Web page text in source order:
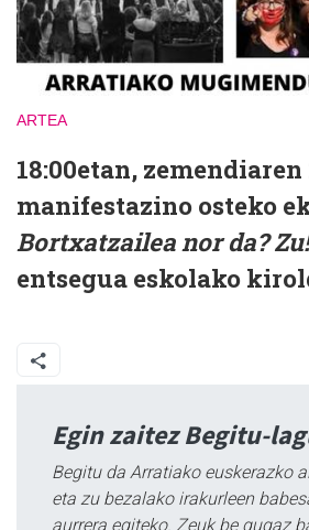
ARTEA
18:00etan, zemendiaren
manifestazino osteko
Bortxatzailea nor da? Zu!
entsegua eskolako
Egin zaitez Begitu-
Begitu da Arratiako euskerazko
eta zu bezalako irakurleen
aurrera egiteko. Zeuk be gugaz